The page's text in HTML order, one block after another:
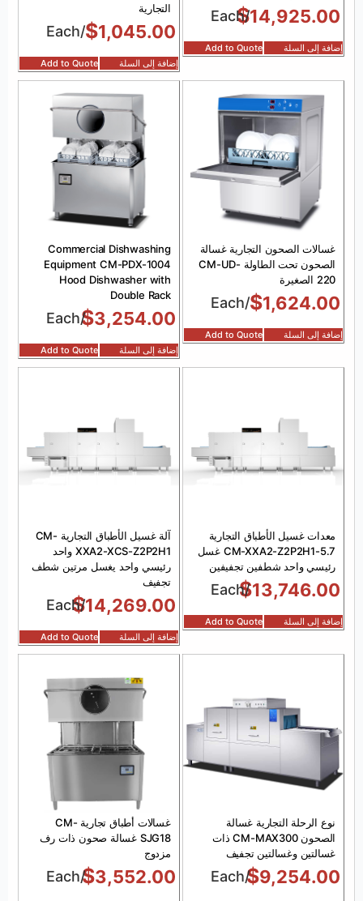
$14,925.00
/Each
إضافة إلى السلة Add to Quote
التجارية
$1,045.00
/Each
إضافة إلى السلة Add to Quote
غسالات الصحون التجارية غسالة
الصحون تحت الطاولة CM-UD-
220 الصغيرة
$1,624.00
/Each
إضافة إلى السلة Add to Quote
Commercial Dishwashing
Equipment CM-PDX-1004
Hood Dishwasher with
Double Rack
$3,254.00
/Each
إضافة إلى السلة Add to Quote
معدات غسيل الأطباق التجارية
CM-XXA2-Z2P2H1-5.7 غسل
رئيسي واحد شطفين تجفيفين
$13,746.00
/Each
إضافة إلى السلة Add to Quote
آلة غسيل الأطباق التجارية CM-
XXA2-XCS-Z2P2H1 واحد
رئيسي واحد يغسل مرتين شطف
تجفيف
$14,269.00
/Each
إضافة إلى السلة Add to Quote
نوع الرحلة التجارية غسالة
الصحون CM-MAX300 ذات
غسالتين وغسالتين تجفيف
$9,254.00
/Each
غسالات أطباق تجارية CM-
SJG18 غسالة صحون ذات رف
مزدوج
$3,552.00
/Each